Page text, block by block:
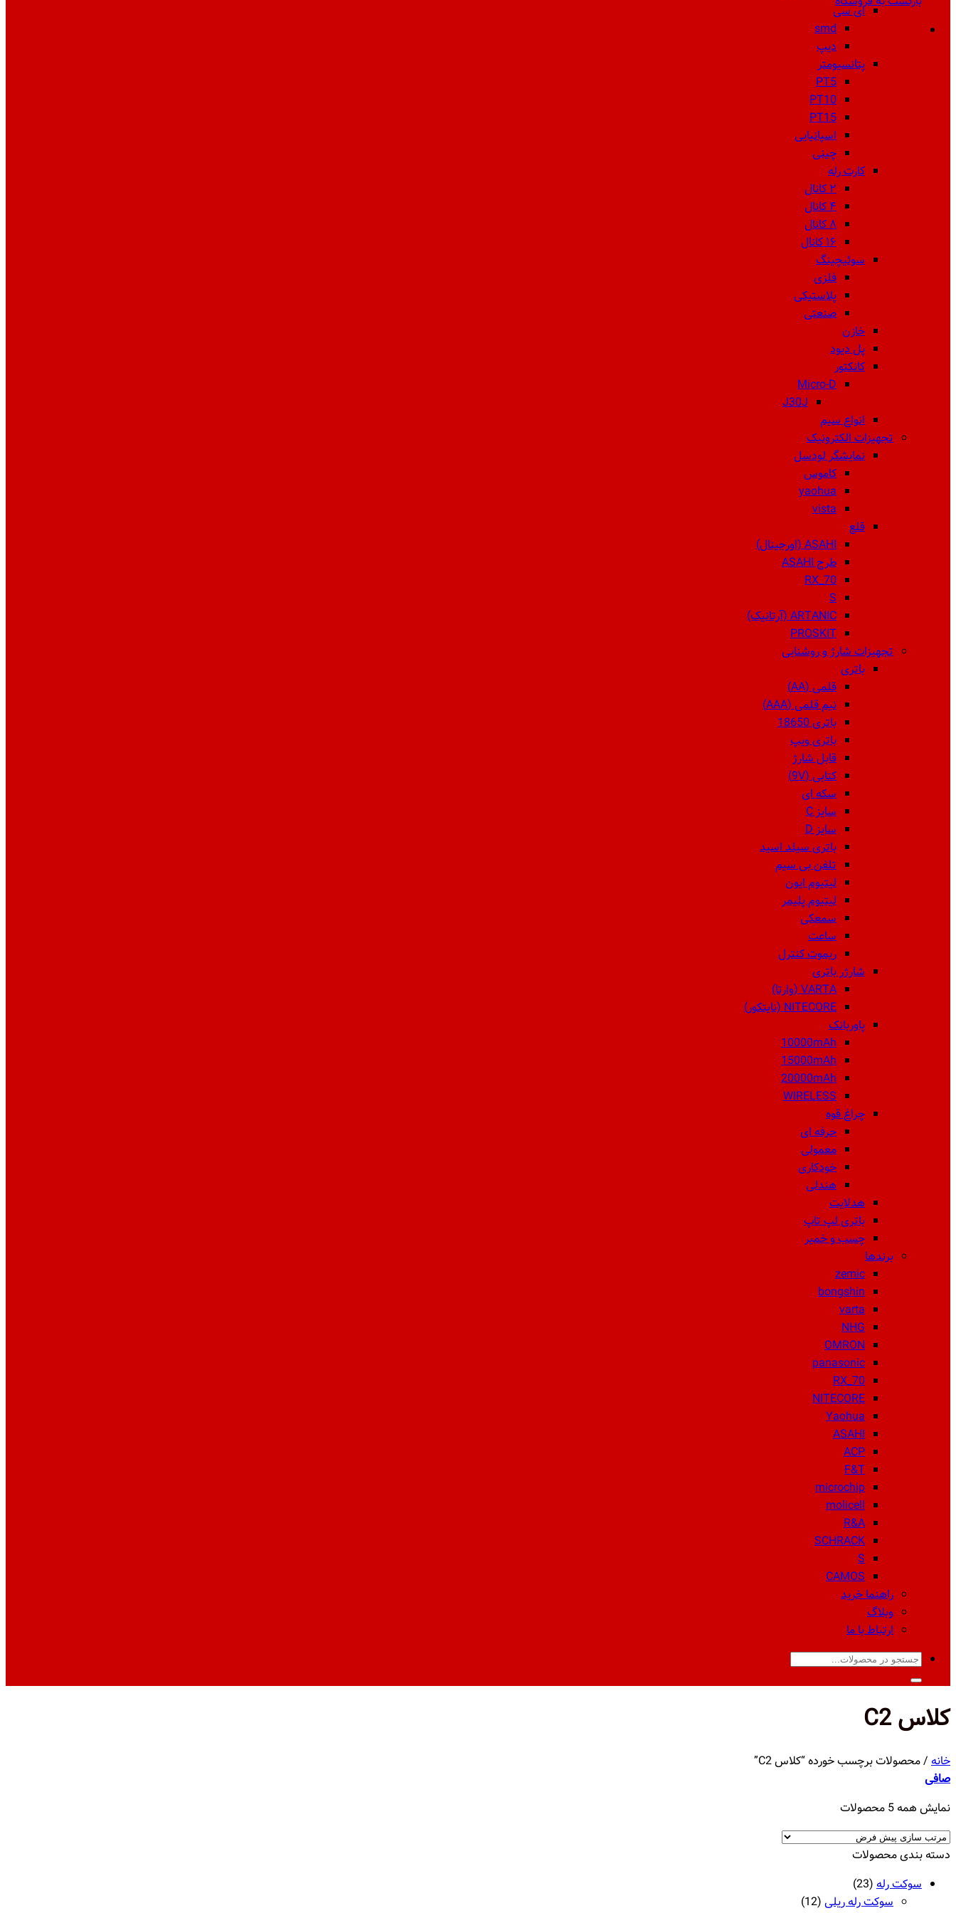
ای سی
smd
دیپ
پتانسیومتر
PT5
PT10
PT15
اسپانیایی
چینی
کارت رله
۲ کانال
۴ کانال
۸ کانال
۱۶ کانال
سوئیچینگ
فلزی
پلاستیکی
صنعتی
خازن
پل دیود
کانکتور
Micro-D
J30J
انواع سیم
تجهیزات الکترونیک
نمایشگر لودسل
کاموس
yaohua
vista
قلع
ASAHI (اورجینال)
طرح ASAHI
RX_70
S
ARTANIC (آرتانیک)
PROSKIT
تجهیزات شارژ و روشنایی
باتری
قلمی (AA)
نیم قلمی (AAA)
باتری 18650
باتری ویپ
قابل شارژ
کتابی (9V)
سکه ای
سایز C
سایز D
باتری سیلد اسید
تلفن بی سیم
لیتیوم ایون
لیتیوم پلیمر
سمعکی
ساعت
ریموت کنترل
شارژر باتری
VARTA (وارتا)
NITECORE (نایتکور)
پاوربانک
10000mAh
15000mAh
20000mAh
WIRELESS
چراغ قوه
حرفه ای
معمولی
خودکاری
هندلی
هدلایت
باتری لپ تاپ
چسب و خمیر
برندها
zemic
bongshin
varta
NHG
OMRON
panasonic
RX_70
NITECORE
Yaohua
ASAHI
ACP
F&T
microchip
molicell
R&A
SCHRACK
S
CAMOS
راهنما خرید
وبلاگ
ارتباط با ما
جستجو
برای:
کلاس C2
خانه /محصولات برچسب خورده “کلاس C2”
صافی
نمایش همه 5 محصولات
دسته‌ بندی محصولات
سوکت رله (23)
سوکت رله ریلی (12)